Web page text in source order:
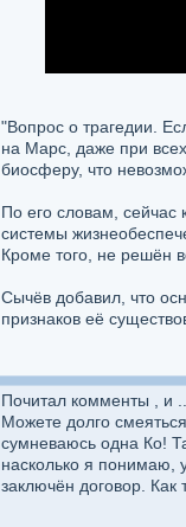
"Вопрос о трагедии.
на Марс, даже при всех
биосферу, что
По его словам, сейчас
системы
Кроме того, не решён
Сычёв добавил, что
признаков её
Почитал комменты , и
Можете долго
сумневаюсь одна Ко!
насколько я понимаю,
заключён договор. Как